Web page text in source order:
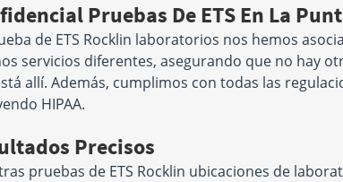
Pruebas De ETS En La
de ETS Rocklin laboratorios nos hemos
servicios diferentes, asegurando que no hay
allí. Además, cumplimos con todas las
HIPAA.
Precisos
pruebas de ETS Rocklin ubicaciones de